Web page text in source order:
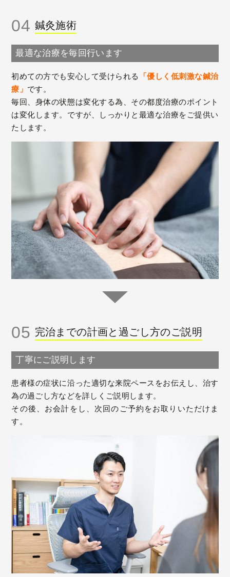
04 鍼灸施術
最適な治療を毎回行います
初めての方でも安心して受けられる
「優しく低刺激な鍼治
療」 です。
毎回、身体の状態は変化する為、その都度治療のポイント
は変化します。ですが、しっかりと最適な治療をご提供い
たします。
05 完治までの計画と過ごし方のご説明
丁寧にご説明します
患者様の症状に沿った適切な来院ペースをお伝えし、治す
為の過ごし方などを詳しくご説明します。
その後、お会計をし、次回のご予約をお取りいただけま
す。